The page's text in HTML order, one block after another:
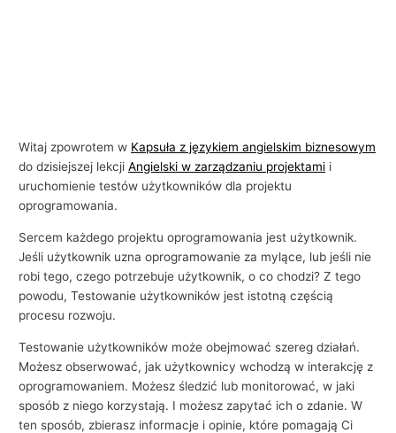
Witaj zpowrotem w Kapsuła z językiem angielskim biznesowym
do dzisiejszej lekcjiAngielski w zarządzaniu projektami i
uruchomienie testów użytkowników dla projektu
oprogramowania.
Sercem każdego projektu oprogramowania jest użytkownik.
Jeśli użytkownik uzna oprogramowanie za mylące, lub jeśli nie
robi tego, czego potrzebuje użytkownik, o co chodzi? Z tego
powodu, Testowanie użytkowników jest istotną częścią
procesu rozwoju.
Testowanie użytkowników może obejmować szereg działań.
Możesz obserwować, jak użytkownicy wchodzą w interakcję z
oprogramowaniem. Możesz śledzić lub monitorować, w jaki
sposób z niego korzystają. I możesz zapytać ich o zdanie. W
ten sposób, zbierasz informacje i opinie, które pomagają Ci
n
e
s
i
e